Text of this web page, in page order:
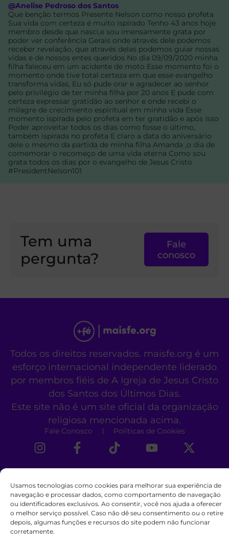
Usamos tecnologias como cookies para melhorar sua experiência de
navegação e processar dados, como comportamento de navegação
ou identificadores exclusivos. Ao consentir, você nos ajuda a oferecer
o melhor serviço possível. Caso não dê seu consentimento ou o retire
depois, algumas funções e recursos do site podem não funcionar
corretamente.
@Anelise Pedroso dos Santos
Que benção termos Presente Nelson como nosso profeta
Sua vida com certeza é muito ispirado Tenho 43 anos hoje
membro desde que nasci,e sou imensamente grata por
poder ver conferência Gerais onde através dele podemos
receber revelação, que através delas podemos guiar nossas
vidas e de nossos entes queridos No dia 09/09/2020 minha
filha faleceu em um acidente de moto Esse momento foi o
momento onde tive total certeza em que esse evangelho
transforma vidas, Eu só pude orar e agradecer ao senhor
pelo privilégio de ter minha filha por 20 anos E pude com
certeza expressar gratidão ao senhor e onde recebi o
milagre de crecimiento espiritual em minha vida Esse
momento ispirada pelo profeta em ter gratidão e após isso
Poder aproveitar todos os dias como fosse o último,
também ispirada no profeta E claro a data do aniversário
dele o mesmo da partida de minha filha Amanda ,o dia de
comemorar o recomeço de uma vida eterna Como sou
grata todos os dias por o evangelho de Jesus Cristo
#PresidentNelson101
Tem uma
pergunta?
Fale
conosco
Todos os direitos reservados. maisfe.org é um
esforço internacional independente liderado
por membros fiéis de A Igreja de Jesus Cristo
dos Santos dos Últimos Dias.
Este site não é um site oficial da organização
religiosa mencionada acima.
Fale Conosco Políticas de Cookies